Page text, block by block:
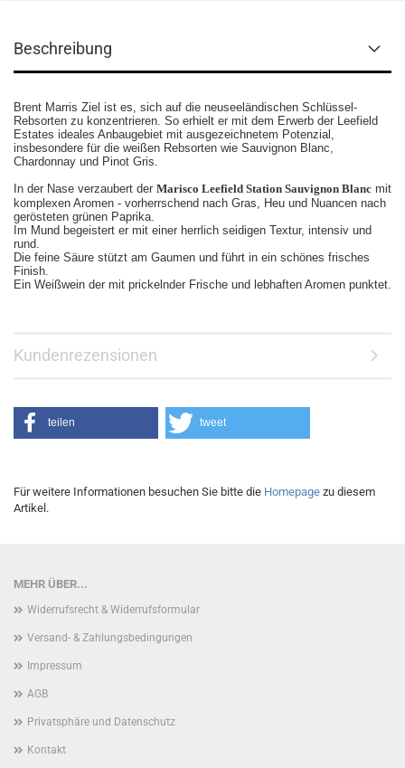
Beschreibung
Brent Marris Ziel ist es, sich auf die neuseeländischen Schlüssel-
Rebsorten zu konzentrieren. So erhielt er mit dem Erwerb der Leefield
Estates ideales Anbaugebiet mit ausgezeichnetem Potenzial,
insbesondere für die weißen Rebsorten wie Sauvignon Blanc,
Chardonnay und Pinot Gris.
In der Nase verzaubert der Marisco Leefield Station Sauvignon Blanc mit
komplexen Aromen - vorherrschend nach Gras, Heu und Nuancen nach
gerösteten grünen Paprika.
Im Mund begeistert er mit einer herrlich seidigen Textur, intensiv und
rund.
Die feine Säure stützt am Gaumen und führt in ein schönes frisches
Finish.
Ein Weißwein der mit prickelnder Frische und lebhaften Aromen punktet.
Kundenrezensionen
teilen tweet
Für weitere Informationen besuchen Sie bitte die Homepage zu diesem
Artikel.
MEHR ÜBER...
Widerrufsrecht & Widerrufsformular
Versand- & Zahlungsbedingungen
Impressum
AGB
Privatsphäre und Datenschutz
Kontakt